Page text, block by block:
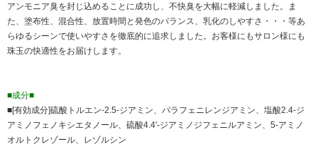
アンモニア臭を封じ込めることに成功し、不快臭を大幅に軽減しました。ま
た、塗布性、混合性、放置時間と発色のバランス、乳化のしやすさ・・・等あ
らゆるシーンで使いやすさを徹底的に追求しました。お客様にもサロン様にも
珠玉の快適性をお届けします。
■成分■
■[有効成分]硫酸トルエン-2.5-ジアミン、パラフェニレンジアミン、塩酸2.4-ジ
アミノフェノキシエタノール、硫酸4.4'-ジアミノジフェニルアミン、5-アミノ
オルトクレゾール、レゾルシン